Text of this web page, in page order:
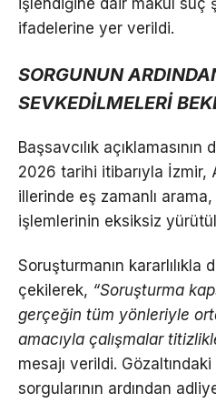
işlendiğine dair makul suç
ifadelerine yer verildi.
SORGUNUN
SEVKEDİLMELERİ
Başsavcılık
2026 tarihi itibarıyla İzmir,
illerinde eş zamanlı
işlemlerinin eksiksiz
Soruşturmanın
çekilerek, “Soruşturma
gerçeğin tüm yönleriyle
amacıyla çalışmalar
mesajı verildi.
sorgularının ardından